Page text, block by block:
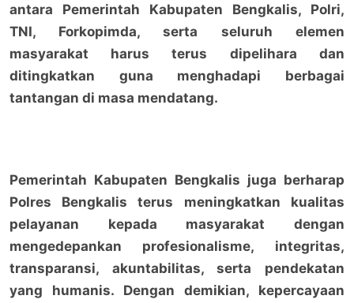
antara Pemerintah Kabupaten Bengkalis, Polri,
TNI, Forkopimda, serta seluruh elemen
masyarakat harus terus dipelihara dan
ditingkatkan guna menghadapi berbagai
tantangan di masa mendatang.
Pemerintah Kabupaten Bengkalis juga berharap
Polres Bengkalis terus meningkatkan kualitas
pelayanan kepada masyarakat dengan
mengedepankan profesionalisme, integritas,
transparansi, akuntabilitas, serta pendekatan
yang humanis. Dengan demikian, kepercayaan